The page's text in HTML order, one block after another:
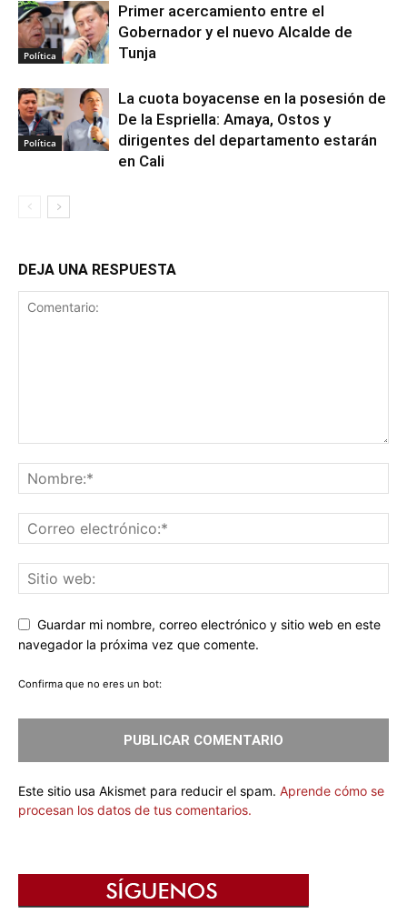
Política
Primer acercamiento entre el
Gobernador y el nuevo Alcalde de
Tunja
Política
La cuota boyacense en la posesión de
De la Espriella: Amaya, Ostos y
dirigentes del departamento estarán
en Cali
DEJA UNA RESPUESTA
Guardar mi nombre, correo electrónico y sitio web en este
navegador la próxima vez que comente.
Confirma que no eres un bot:
Este sitio usa Akismet para reducir el spam. Aprende cómo se
procesan los datos de tus comentarios.